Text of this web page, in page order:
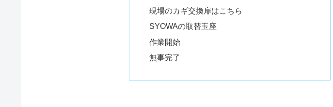
現場のカギ交換扉はこちら
SYOWAの取替玉座
作業開始
無事完了